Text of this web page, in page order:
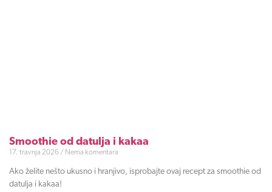
Smoothie od datulja i kakaa
17. travnja 2026 Nema komentara
Ako želite nešto ukusno i hranjivo, isprobajte ovaj recept za smoothie od
datulja i kakaa!